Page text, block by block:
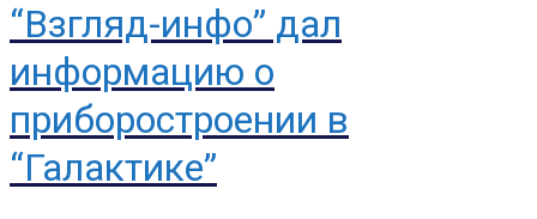
“Взгляд-инфо” дал
информацию о
приборостроении в
“Галактике”